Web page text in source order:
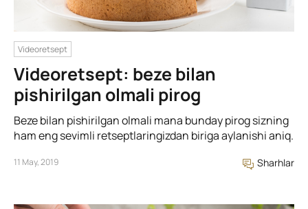
Videoretsept
Videoretsept: beze bilan
pishirilgan olmali pirog
Beze bilan pishirilgan olmali mana bunday pirog sizning
ham eng sevimli retseptlaringizdan biriga aylanishi aniq.
11 May, 2019 Sharhlar